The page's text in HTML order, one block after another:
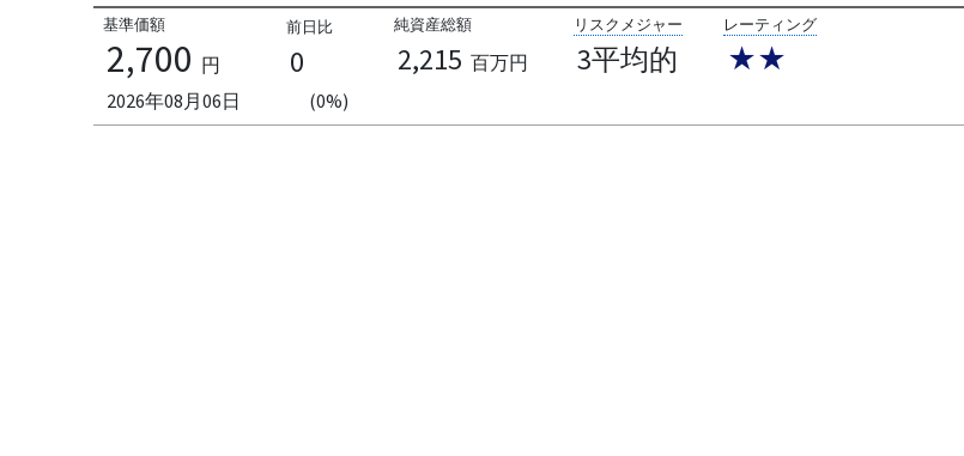
基準価額
2,700 円
2026年08月06日
前日比
0
(0%)
純資産総額
2,215 百万円
リスクメジャー
3平均的
レーティング
★★